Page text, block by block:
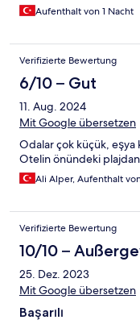
Aufenthalt von 1 Nacht
Verifizierte Bewertung
6/10 – Gut
11. Aug. 2024
Mit Google übersetzen
Odalar çok küçük, eşya
Otelin önündeki
Ali Alper, Aufenthalt
Verifizierte Bewertung
10/10 –
25. Dez. 2023
Mit Google übersetzen
Başarılı